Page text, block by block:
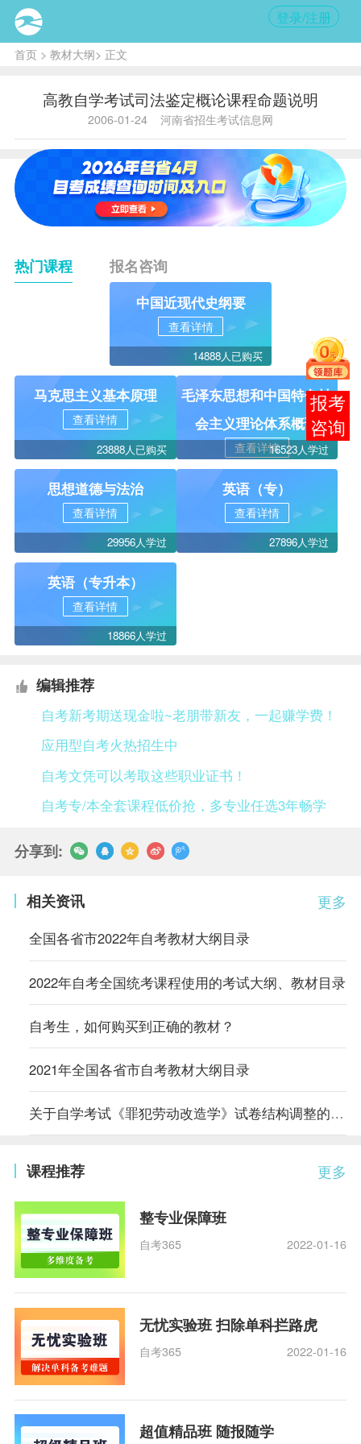
登录/注册
首页> 教材大纲> 正文
高教自学考试司法鉴定概论课程命题说明
2006-01-24 河南省招生考试信息网
热门课程 报名咨询
中国近现代史纲要
查看详情
14888人已购买
马克思主义基本原理
查看详情
23888人已购买
毛泽东思想和中国特色社
会主义理论体系概论
查看详情16523人学过
思想道德与法治
查看详情
29956人学过
英语（专）
查看详情
27896人学过
英语（专升本）
查看详情
18866人学过
编辑推荐
自考新考期送现金啦~老朋带新友，一起赚学费！
应用型自考火热招生中
自考文凭可以考取这些职业证书！
自考专/本全套课程低价抢，多专业任选3年畅学
分享到:
更多
相关资讯
全国各省市2022年自考教材大纲目录
2022年自考全国统考课程使用的考试大纲、教材目录
自考生，如何购买到正确的教材？
2021年全国各省市自考教材大纲目录
关于自学考试《罪犯劳动改造学》试卷结构调整的说明
更多
课程推荐
整专业保障班
自考365 2022-01-16
无忧实验班 扫除单科拦路虎
自考365 2022-01-16
超值精品班 随报随学
在线
客服